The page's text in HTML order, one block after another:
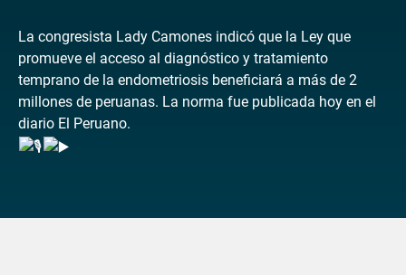
La congresista Lady Camones indicó que la Ley que
promueve el acceso al diagnóstico y tratamiento
temprano de la endometriosis beneficiará a más de 2
millones de peruanas. La norma fue publicada hoy en el
diario El Peruano.